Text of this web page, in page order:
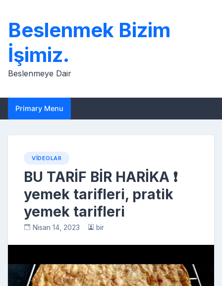
content
Beslenmek Bizim
İşimiz.
Beslenmeye Dair
Primary Menu
VIDEOLAR
BU TARİF BİR HARİKA ❗
yemek tarifleri, pratik
yemek tarifleri
Nisan 14, 2023 bir